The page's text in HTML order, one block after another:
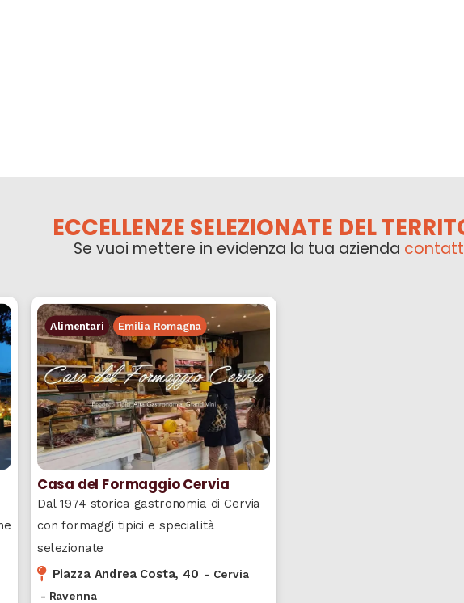
ECCELLENZE SELEZIONATE DEL
Se vuoi mettere in evidenza la tua azienda
Alimentari Emilia Romagna
Casa del Formaggio Cervia
Dal 1974 storica gastronomia di Cervia
con formaggi tipici e specialità
selezionate
Piazza Andrea Costa, 40 - Cervia
- Ravenna